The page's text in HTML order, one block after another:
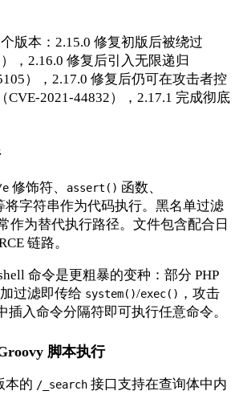
版本：2.15.0 修复初版后被绕过
），2.16.0 修复后引入无限递归
），2.17.0 修复后仍可在攻击者控
CVE-2021-44832），2.17.1 完成彻底
修饰符、 assert() 函数、
将字符串作为代码执行。黑名单过滤
作为替代执行路径。文件包含配合日
链路。
命令是更粗暴的变种：部分 PHP
过滤即传给 system()/exec() ，攻击
插入命令分隔符即可执行任意命令。
脚本执行
本的 /_search 接口支持在查询体中内